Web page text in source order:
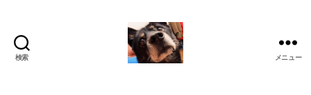
検索 メニュー